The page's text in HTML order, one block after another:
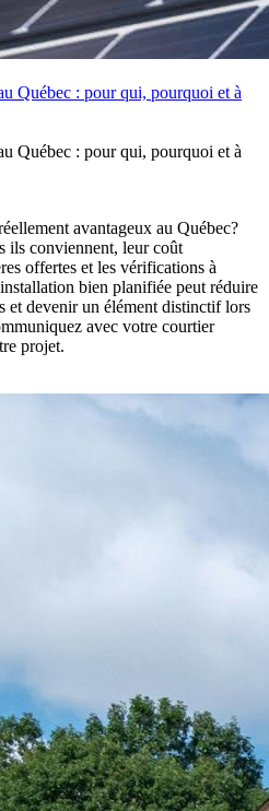
Québec : pour qui, pourquoi et à
Québec : pour qui, pourquoi et à
avantageux au Québec?
ils conviennent, leur coût
offertes et les vérifications à
bien planifiée peut réduire
et devenir un élément distinctif lors
avec votre courtier
projet.